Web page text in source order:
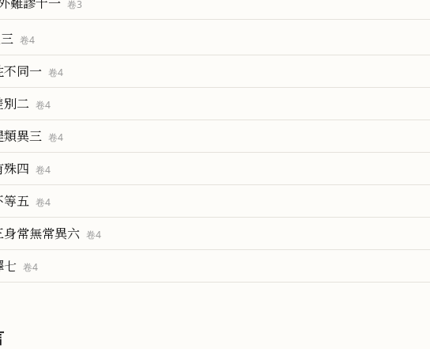
卷3
卷4
不同一 卷4
別二 卷4
類異三 卷4
殊四 卷4
等五 卷4
身常無常異六 卷4
七 卷4